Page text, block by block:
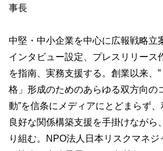
事長
中堅・中小企業を中心に広報戦略立
インタビュー設定、プレスリリース
を指南、実務支援する。創業以来、
格」形成のためのあらゆる双方向の
動”を信条にメディアにとどまらず
良好な関係構築支援を手掛けながら
り組む。NPO法人日本リスクマネ